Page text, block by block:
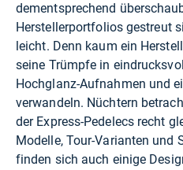
dementsprechend
Herstellerportfolios gestreut
leicht. Denn kaum ein
seine Trümpfe in
Hochglanz-Aufnahmen und
verwandeln. Nüchtern
der Express-Pedelecs recht
Modelle, Tour-Varianten und
finden sich auch einige